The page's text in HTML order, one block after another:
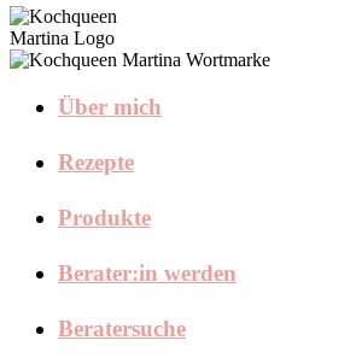
Über mich
Rezepte
Produkte
Berater:in werden
Beratersuche